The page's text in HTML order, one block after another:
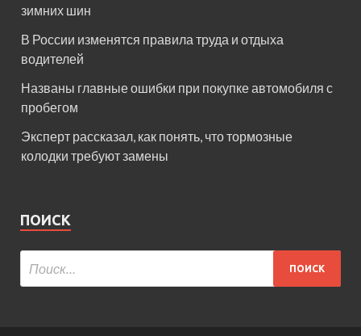
зимних шин
В России изменятся правила труда и отдыха
водителей
Названы главные ошибки при покупке автомобиля с
пробегом
Эксперт рассказал, как понять, что тормозные
колодки требуют замены
ПОИСК